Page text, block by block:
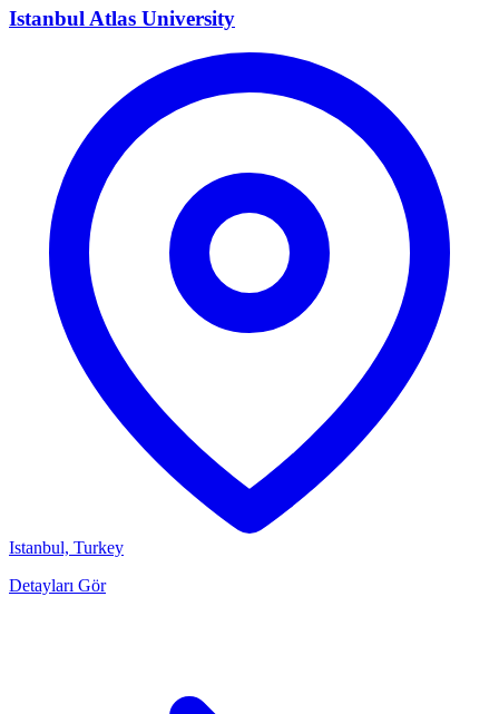
Istanbul Atlas University
Istanbul, Turkey
Detayları Gör